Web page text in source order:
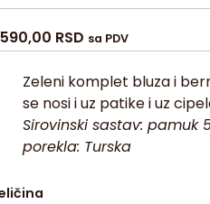
RSD sa PDV
Zeleni komplet bluza i
se nosi i uz patike i uz
Sirovinski sastav: pamuk
porekla: Turska